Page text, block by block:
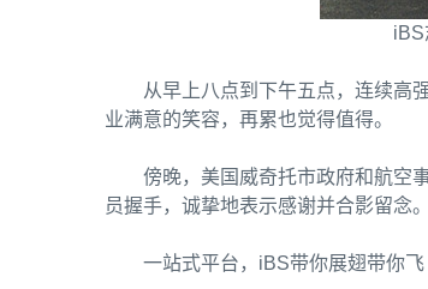
iBS
从早上八点到下午五点，连续高
业满意的笑容，再累也觉得值得。
傍晚，美国威奇托市政府和航空
员握手，诚挚地表示感谢并合影留念。
一站式平台，iBS带你展翅带你飞